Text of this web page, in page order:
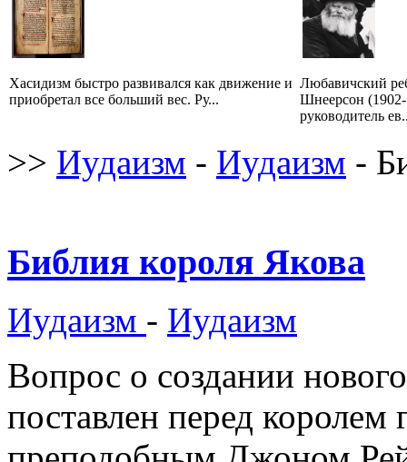
Хасидизм быстро развивался как движение и
приобретал все больший вес. Ру...
Любавичский
Шнеерсон
руководитель
>> Иудаизм - Иудаизм -
Библия короля Якова
Иудаизм - Иудаизм
Вопрос о создании
поставлен перед королем